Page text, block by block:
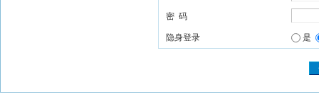
密 码
隐身登录 是